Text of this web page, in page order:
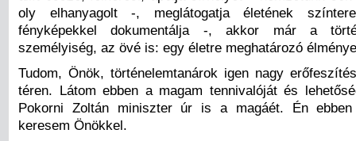
oly elhanyagolt -, meglátogatja életének
fényképekkel dokumentálja -, akkor már a
személyiség, az övé is: egy életre meghatározó
Tudom, Önök, történelemtanárok igen nagy
téren. Látom ebben a magam tennivalóját és
Pokorni Zoltán miniszter úr is a magáét. Én
keresem Önökkel.